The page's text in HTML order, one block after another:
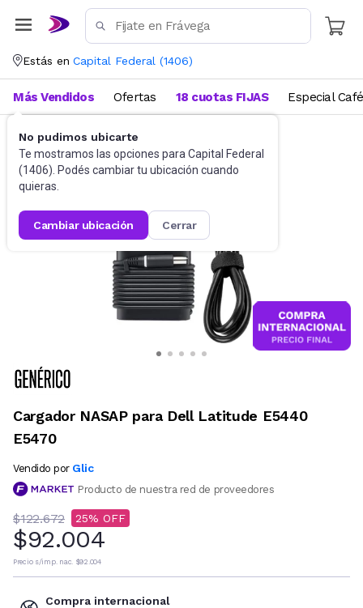
Estás en Capital Federal (1406)
No pudimos ubicarte
Te mostramos las opciones para Capital Federal
(1406). Podés cambiar tu ubicación cuando
quieras.
cambiar ubicación cerrar
Más Vendidos Ofertas 18 cuotas FIJAS Especial Café
Accesorios de Informática
Cargador NASAP para Dell Latitude E5440
E5470
Vendido por Glic
Producto de nuestra red de proveedores
$122.672 25
$92.004
Precio s/imp. nac. $92.004
Compra internacional